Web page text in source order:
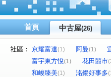
首頁 中古屋(26)
社區： 京耀富達(1) 阿曼(1)
富宇東方悅(1) 花田囍市
和峻臻美(1) 洺鍚好事多